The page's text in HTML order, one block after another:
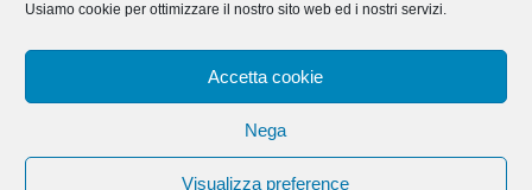
Usiamo cookie per ottimizzare il nostro sito web ed i nostri servizi.
Accetta cookie
Nega
Visualizza preference
Twitter